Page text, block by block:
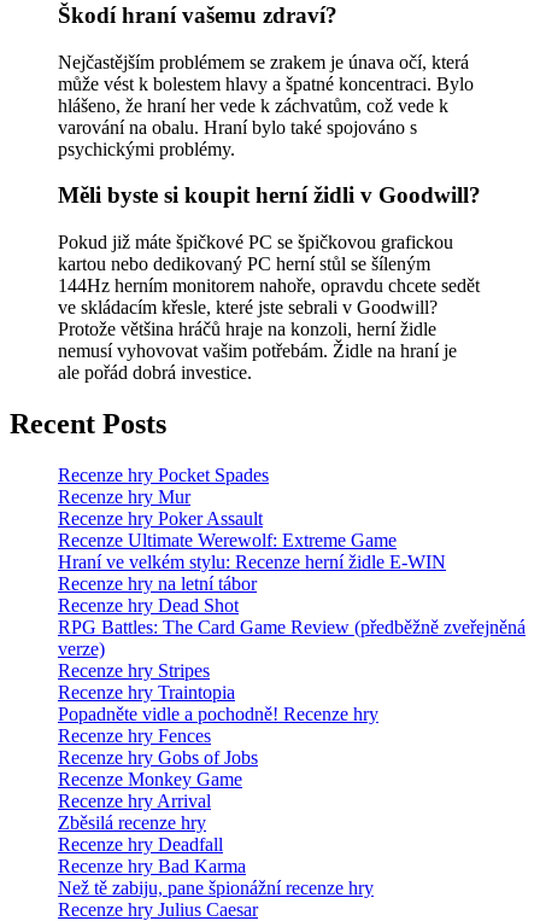
Škodí hraní vašemu zdraví?
Nejčastějším problémem se zrakem je únava očí, která
může vést k bolestem hlavy a špatné koncentraci. Bylo
hlášeno, že hraní her vede k záchvatům, což vede k
varování na obalu. Hraní bylo také spojováno s
psychickými problémy.
Měli byste si koupit herní židli v Goodwill?
Pokud již máte špičkové PC se špičkovou grafickou
kartou nebo dedikovaný PC herní stůl se šíleným
144Hz herním monitorem nahoře, opravdu chcete sedět
ve skládacím křesle, které jste sebrali v Goodwill?
Protože většina hráčů hraje na konzoli, herní židle
nemusí vyhovovat vašim potřebám. Židle na hraní je
ale pořád dobrá investice.
Recent Posts
Recenze hry Pocket Spades
Recenze hry Mur
Recenze hry Poker Assault
Recenze Ultimate Werewolf: Extreme Game
Hraní ve velkém stylu: Recenze herní židle E-WIN
Recenze hry na letní tábor
Recenze hry Dead Shot
RPG Battles: The Card Game Review (předběžně zveřejněná
verze)
Recenze hry Stripes
Recenze hry Traintopia
Popadněte vidle a pochodně! Recenze hry
Recenze hry Fences
Recenze hry Gobs of Jobs
Recenze Monkey Game
Recenze hry Arrival
Zběsilá recenze hry
Recenze hry Deadfall
Recenze hry Bad Karma
Než tě zabiju, pane špionážní recenze hry
Recenze hry Julius Caesar